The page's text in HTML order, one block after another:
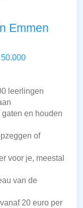
Emmen
50.000
leerlingen
en houden
of
voor je, meestal
van de
20 euro per